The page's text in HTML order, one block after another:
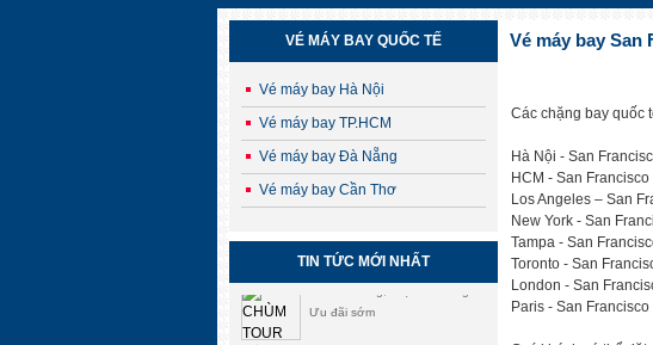
VÉ MÁY BAY QUỐC TẾ
Vé máy bay Hà Nội
Vé máy bay TP.HCM
Vé máy bay Đà Nẵng
Vé máy bay Cần Thơ
TIN TỨC MỚI NHẤT
CHÙM TOUR HÈ – THU HÀN QUỐC
Săn lá vàng, chạm cỏ hồng –
Ưu đãi sớm
Vé máy bay San
Các chặng bay quốc
Hà Nội - San
HCM - San Francisco
Los Angeles – San
New York - San
Tampa - San
Toronto - San
London - San
Paris - San Francisco